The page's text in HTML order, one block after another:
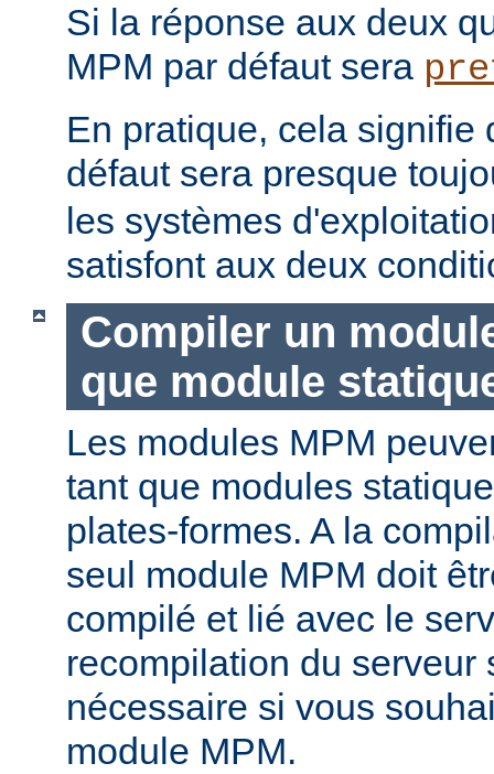
Si la réponse aux deux
MPM par défaut sera
En pratique, cela signifie
défaut sera presque
les systèmes
satisfont aux deux
Compiler un
que module
Les modules MPM
tant que modules
plates-formes. A la
seul module MPM doit
compilé et lié avec le
recompilation du serveur
nécessaire si vous
module MPM.